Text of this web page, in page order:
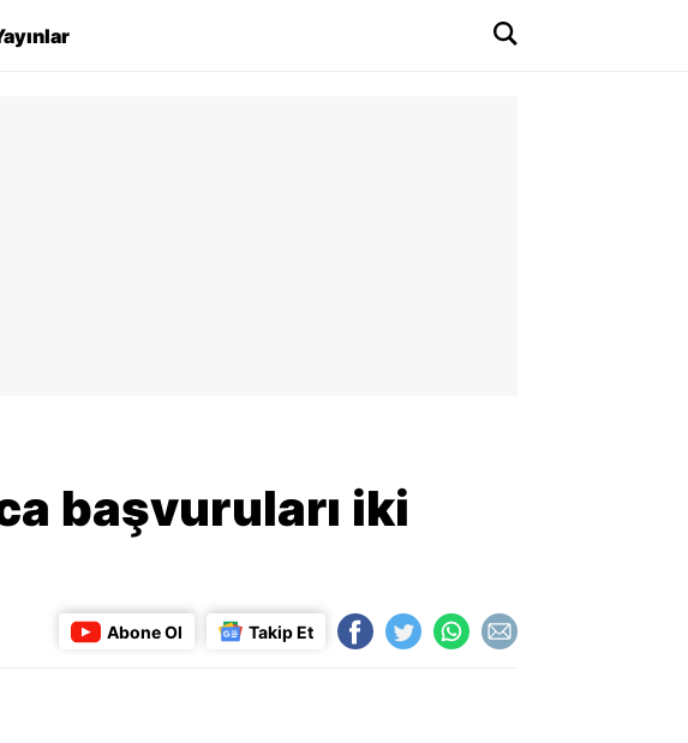
başvuruları iki
Abone Ol Takip Et